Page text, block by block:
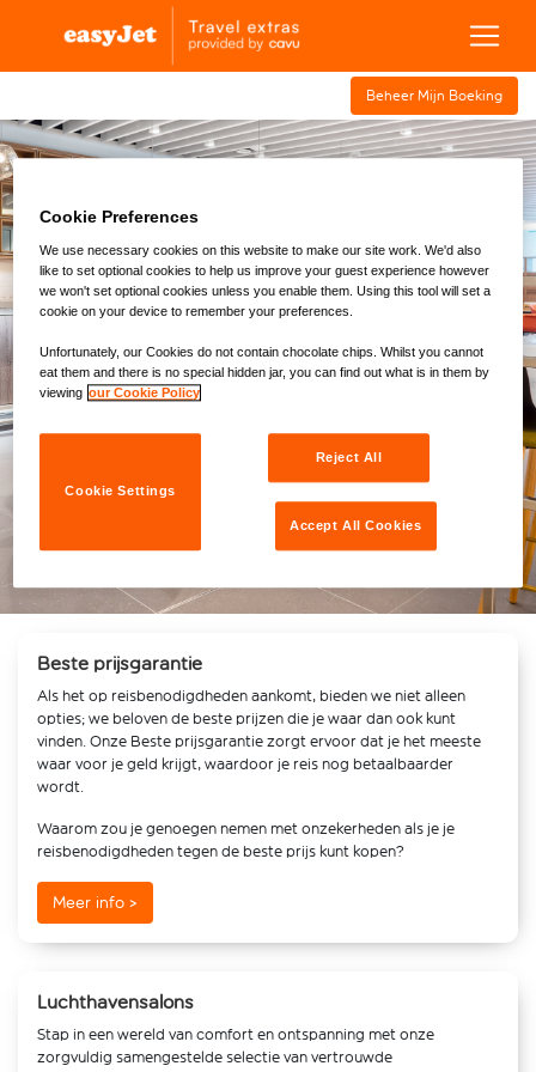
Beheer Mijn Boeking
Vliegveld
luchthavenhotels
Locatie
Vertrekdatum
Beste prijsgarantie
Als het op reisbenodigdheden aankomt, bieden we niet alleen
opties; we beloven de beste prijzen die je waar dan ook kunt
vinden. Onze Beste prijsgarantie zorgt ervoor dat je het meeste
waar voor je geld krijgt, waardoor je reis nog betaalbaarder
wordt.
Waarom zou je genoegen nemen met onzekerheden als je je
reisbenodigdheden tegen de beste prijs kunt kopen?
Meer info >
Luchthavensalons
Stap in een wereld van comfort en ontspanning met onze
zorgvuldig samengestelde selectie van vertrouwde
Cookie Preferences
We use necessary cookies on this website to make our site work. We'd also
like to set optional cookies to help us improve your guest experience however
we won't set optional cookies unless you enable them. Using this tool will set a
cookie on your device to remember your preferences.
Unfortunately, our Cookies do not contain chocolate chips. Whilst you cannot
eat them and there is no special hidden jar, you can find out what is in them by
viewing our Cookie Policy
Reject All
Accept All Cookies
Cookie Settings